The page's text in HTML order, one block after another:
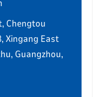
Chengtou
Xingang East
Guangzhou,